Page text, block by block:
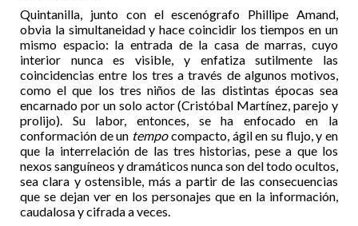
Quintanilla, junto con el escenógrafo Phillipe Amand,
obvia la simultaneidad y hace coincidir los tiempos en un
mismo espacio: la entrada de la casa de marras, cuyo
interior nunca es visible, y enfatiza sutilmente las
coincidencias entre los tres a través de algunos motivos,
como el que los tres niños de las distintas épocas sea
encarnado por un solo actor (Cristóbal Martínez, parejo y
prolijo). Su labor, entonces, se ha enfocado en la
conformación de un tempocompacto, ágil en su flujo, y en
que la interrelación de las tres historias, pese a que los
nexos sanguíneos y dramáticos nunca son del todo ocultos,
sea clara y ostensible, más a partir de las consecuencias
que se dejan ver en los personajes que en la información,
caudalosa y cifrada a veces.